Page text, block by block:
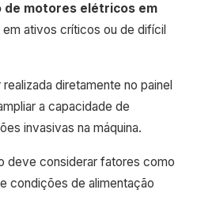
de motores elétricos em
ativos críticos ou de difícil
diretamente no painel
a capacidade de
invasivas na máquina.
deve considerar fatores como
condições de alimentação